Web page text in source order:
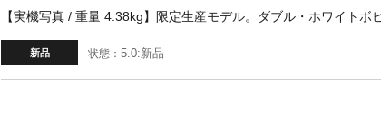
【実機写真 / 重量 4.38kg】限定生産モデル。ダブル・ホワイトボ
新品 状態： 5.0:新品